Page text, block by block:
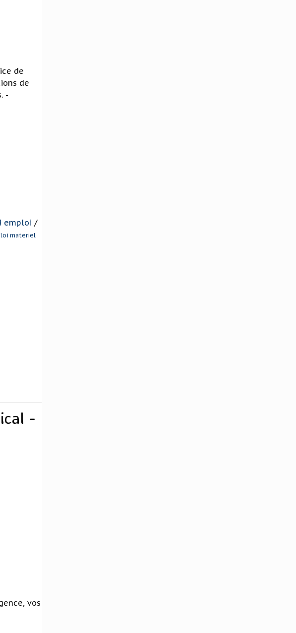
de
de
-
emploi /
materiel
-
vos